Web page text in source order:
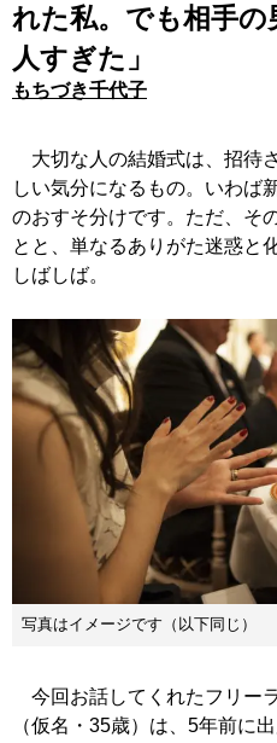
れた私。でも相手の
人すぎた」
もちづき千代子
大切な人の結婚式は、招待
しい気分になるもの。いわば
のおすそ分けです。ただ、そ
とと、単なるありがた迷惑と
しばしば。
写真はイメージです（以下同じ）
今回お話してくれたフリー
（仮名・35歳）は、5年前に